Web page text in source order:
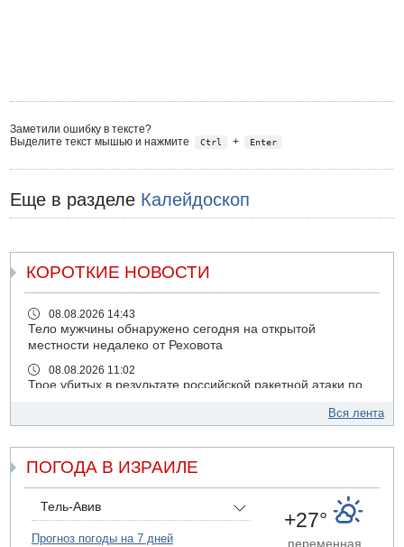
Заметили ошибку в тексте?
Выделите текст мышью и нажмите
Ctrl + Enter
Еще в разделе Калейдоскоп
КОРОТКИЕ НОВОСТИ
08.08.2026 14:43
Тело мужчины обнаружено сегодня на открытой
местности недалеко от Реховота
08.08.2026 11:02
Трое убитых в результате российской ракетной атаки по
07.08.2026 20:43
07.08.2026 20:41
Ynet: "Хизбалла" запустила БПЛА со взрывчаткой по
07.08.2026 19:16
ДТП в Ашдоде: тяжело ранены двое маленьких детей
Вся лента
ПОГОДА В ИЗРАИЛЕ
Тель-Авив
Прогноз погоды на 7 дней
+27°
переменная